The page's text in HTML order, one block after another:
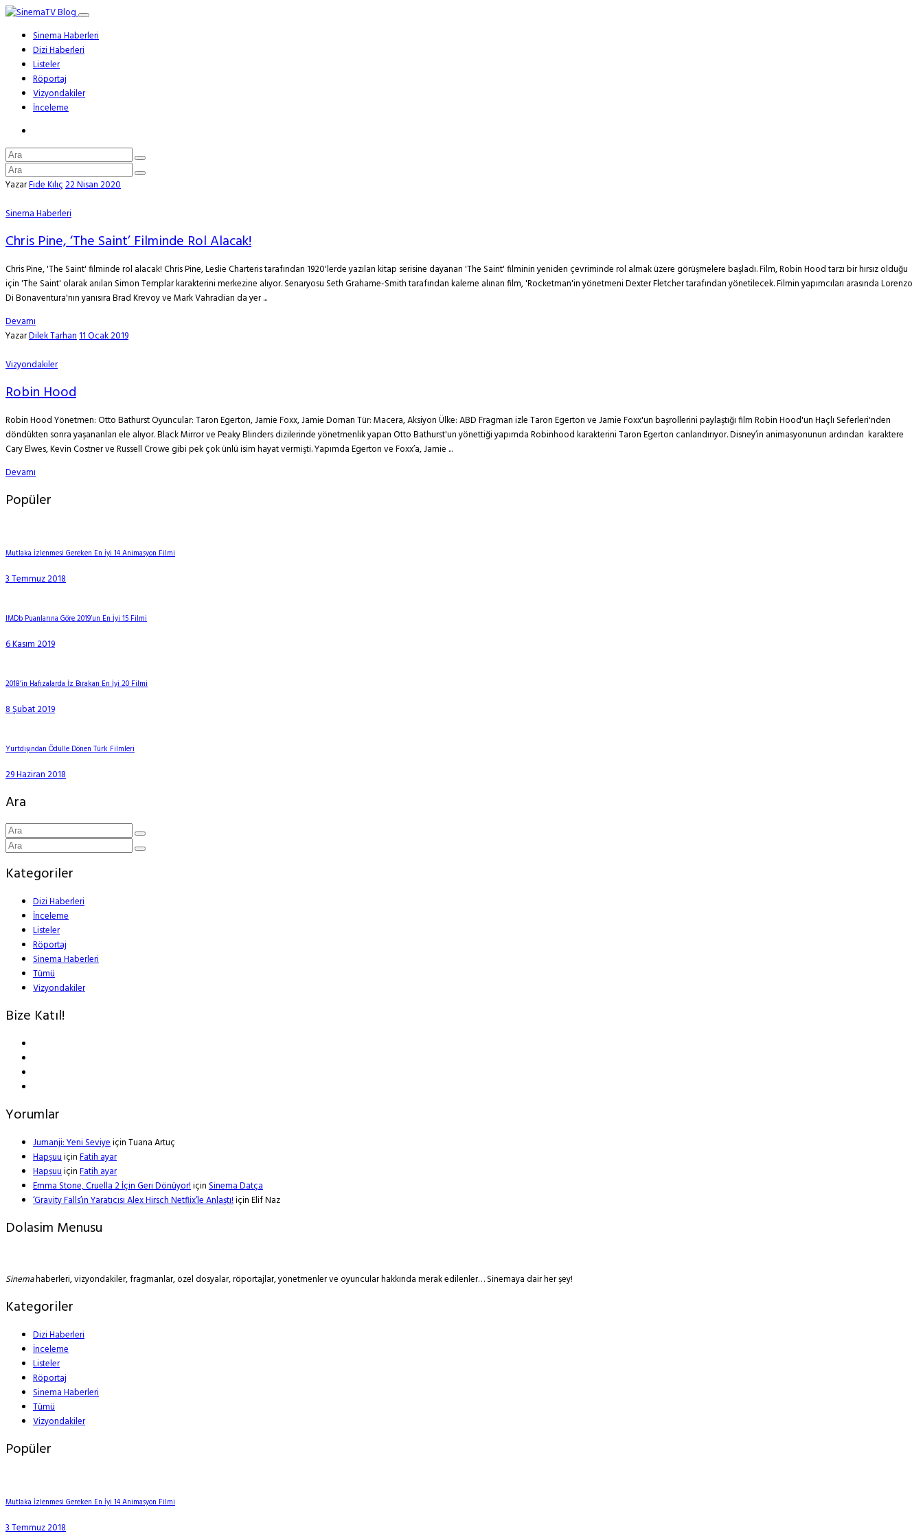
Sinema Haberleri
Dizi Haberleri
Listeler
Röportaj
Vizyondakiler
İnceleme
YazarFide Kılıç22 Nisan 2020
Sinema Haberleri
Chris Pine, ‘The Saint’ Filminde Rol Alacak!
Chris Pine, 'The Saint' filminde rol alacak! Chris Pine, Leslie Charteris tarafından 1920'lerde yazılan kitap serisine dayanan 'The Saint' filminin yeniden çevriminde rol almak üzere görüşmelere başladı. Film, Robin Hood tarzı bir hırsız olduğu
için 'The Saint' olarak anılan Simon Templar karakterini merkezine alıyor. Senaryosu Seth Grahame-Smith tarafından kaleme alınan film, 'Rocketman'in yönetmeni Dexter Fletcher tarafından yönetilecek. Filmin yapımcıları arasında Lorenzo
Di Bonaventura'nın yanısıra Brad Krevoy ve Mark Vahradian da yer ...
Devamı
YazarDilek Tarhan11 Ocak 2019
Vizyondakiler
Robin Hood
Robin Hood Yönetmen: Otto Bathurst Oyuncular: Taron Egerton, Jamie Foxx, Jamie Dornan Tür: Macera, Aksiyon Ülke: ABD Fragman izle Taron Egerton ve Jamie Foxx'un başrollerini paylaştığı film Robin Hood'un Haçlı Seferleri'nden
döndükten sonra yaşananları ele alıyor. Black Mirror ve Peaky Blinders dizilerinde yönetmenlik yapan Otto Bathurst'un yönettiği yapımda Robinhood karakterini Taron Egerton canlandırıyor. Disney’in animasyonunun ardından karaktere
Cary Elwes, Kevin Costner ve Russell Crowe gibi pek çok ünlü isim hayat vermişti. Yapımda Egerton ve Foxx’a, Jamie ...
Devamı
Popüler
Mutlaka İzlenmesi Gereken En İyi 14 Animasyon Filmi
3 Temmuz 2018
IMDb Puanlarına Göre 2019’un En İyi 15 Filmi
6 Kasım 2019
2018’in Hafızalarda İz Bırakan En İyi 20 Filmi
8 Şubat 2019
Yurtdışından Ödülle Dönen Türk Filmleri
29 Haziran 2018
Ara
Kategoriler
Dizi Haberleri
İnceleme
Listeler
Röportaj
Sinema Haberleri
Tümü
Vizyondakiler
Bize Katıl!
Yorumlar
Jumanji: Yeni SeviyeiçinTuana Artuç
HapşuuiçinFatih ayar
HapşuuiçinFatih ayar
Emma Stone, Cruella 2 İçin Geri Dönüyor!içinSinema Datça
‘Gravity Falls’ın Yaratıcısı Alex Hirsch Netflix’le Anlaştı!içinElif Naz
Dolasim Menusu
Sinemahaberleri, vizyondakiler, fragmanlar, özel dosyalar, röportajlar, yönetmenler ve oyuncular hakkında merak edilenler… Sinemaya dair her şey!
Kategoriler
Dizi Haberleri
İnceleme
Listeler
Röportaj
Sinema Haberleri
Tümü
Vizyondakiler
Popüler
Mutlaka İzlenmesi Gereken En İyi 14 Animasyon Filmi
3 Temmuz 2018